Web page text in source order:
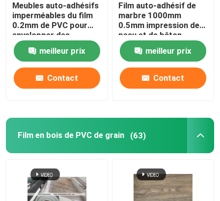
Meubles auto-adhésifs
imperméables du film
0.2mm de PVC pour
envelopper des
plafonds de panneaux
de mur meilleur prix
Contact
Film auto-adhésif de
marbre 1000mm
0.5mm impression de
peau et de bâton
meilleur prix
Contact
Film en bois de PVC de grain (63)